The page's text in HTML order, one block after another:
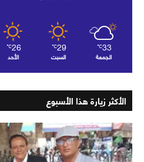
33
℃
الجمعة
29
℃
السبت
26
℃
الأحد
الأكثر زيارة هذا الأسبوع